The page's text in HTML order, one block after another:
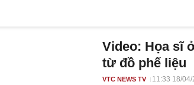
Video: Họa sĩ
từ đồ phế liệu
VTC NEWS TV 11:33 18/04/